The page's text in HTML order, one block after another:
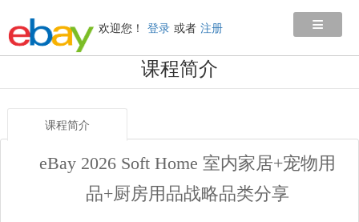
≡
欢迎您！ 登录 或者 注册
课程简介
课程简介
eBay 2026 Soft Home 室内家居+宠物用
品+厨房用品战略品类分享